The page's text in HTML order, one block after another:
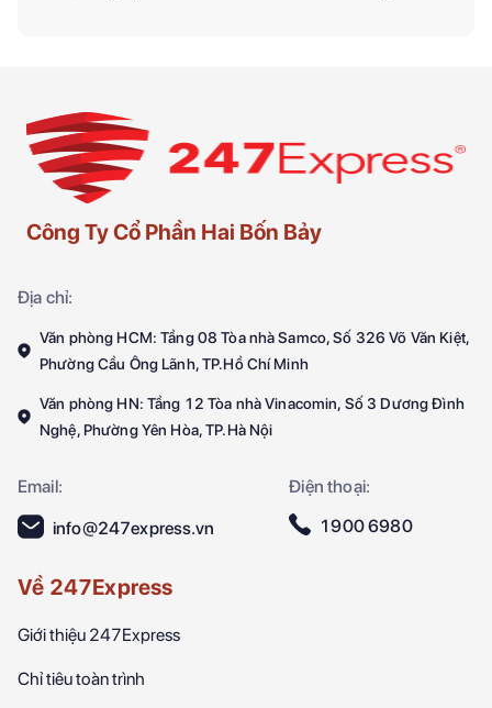
Công Ty Cổ Phần Hai Bốn Bảy
Địa chỉ:
Văn phòng HCM: Tầng 08 Tòa nhà Samco, Số 326 Võ Văn Kiệt,
Phường Cầu Ông Lãnh, TP.Hồ Chí Minh
Văn phòng HN: Tầng 12 Tòa nhà Vinacomin, Số 3 Dương Đình
Nghệ, Phường Yên Hòa, TP.Hà Nội
Email:
Điện thoại:
info@247express.vn
1900 6980
Về 247Express
Giới thiệu 247Express
Chỉ tiêu toàn trình